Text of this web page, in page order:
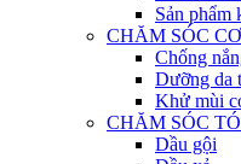
Sản phẩm
CHĂM SÓC
Chống
Dưỡng da
Khử mùi
CHĂM SÓC
Dầu gội